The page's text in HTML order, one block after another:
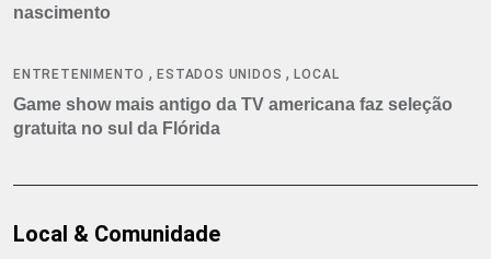
nascimento
ENTRETENIMENTO ,ESTADOS UNIDOS ,LOCAL
Game show mais antigo da TV americana faz seleção
gratuita no sul da Flórida
Local & Comunidade